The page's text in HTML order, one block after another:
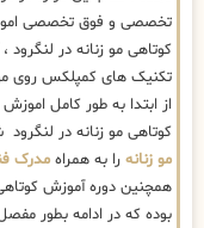
تخصصی و فوق تخصصی
کوتاهی مو زنانه در
تکنیک های کمپلکس روی
از ابتدا به طور کامل
کوتاهی مو زنانه در
مو زنانه را به همراه مدرک
همچنین دوره آموزش
بوده که در ادامه بطور